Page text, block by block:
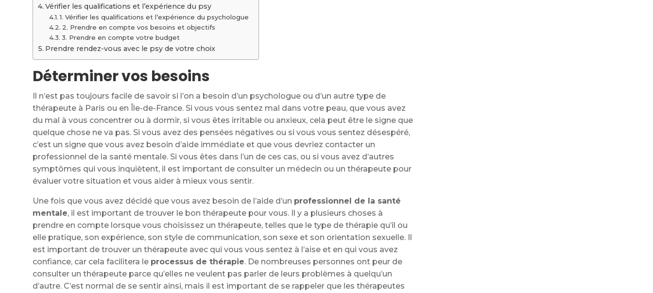
Vérifier les qualifications et l’expérience du psy
1. Vérifier les qualifications et l’expérience du psychologue
2. Prendre en compte vos besoins et objectifs
3. Prendre en compte votre budget
Prendre rendez-vous avec le psy de votre choix
Déterminer vos besoins
Il n’est pas toujours facile de savoir si l’on a besoin d’un psychologue ou d’un autre type de
thérapeute à Paris ou en Île-de-France. Si vous vous sentez mal dans votre peau, que vous avez
du mal à vous concentrer ou à dormir, si vous êtes irritable ou anxieux, cela peut être le signe que
quelque chose ne va pas. Si vous avez des pensées négatives ou si vous vous sentez désespéré,
c’est un signe que vous avez besoin d’aide immédiate et que vous devriez contacter un
professionnel de la santé mentale. Si vous êtes dans l’un de ces cas, ou si vous avez d’autres
symptômes qui vous inquiètent, il est important de consulter un médecin ou un thérapeute pour
évaluer votre situation et vous aider à mieux vous sentir.
Une fois que vous avez décidé que vous avez besoin de l’aide d’un professionnel de la santé
mentale, il est important de trouver le bon thérapeute pour vous. Il y a plusieurs choses à
prendre en compte lorsque vous choisissez un thérapeute, telles que le type de thérapie qu’il ou
elle pratique, son expérience, son style de communication, son sexe et son orientation sexuelle. Il
est important de trouver un thérapeute avec qui vous vous sentez à l’aise et en qui vous avez
confiance, car cela facilitera le processus de thérapie. De nombreuses personnes ont peur de
consulter un thérapeute parce qu’elles ne veulent pas parler de leurs problèmes à quelqu’un
d’autre. C’est normal de se sentir ainsi, mais il est important de se rappeler que les thérapeutes